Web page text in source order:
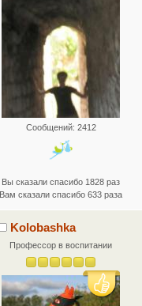
Сообщений: 2412
Вы сказали спасибо 1828 раз
Вам сказали спасибо 633 раза
Kolobashka
Профессор в воспитании